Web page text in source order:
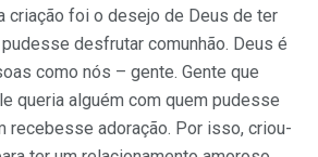
criação foi o desejo de Deus de ter
desfrutar comunhão. Deus é
como nós – gente. Gente que
queria alguém com quem pudesse
recebesse adoração. Por isso, criou-